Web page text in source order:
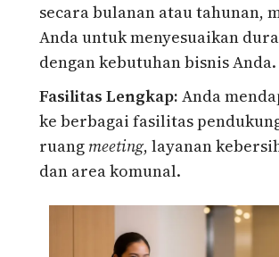
secara bulanan atau tahunan,
Anda untuk menyesuaikan
dengan kebutuhan bisnis Anda.
Fasilitas Lengkap: Anda
ke berbagai fasilitas
ruang meeting, layanan
dan area komunal.